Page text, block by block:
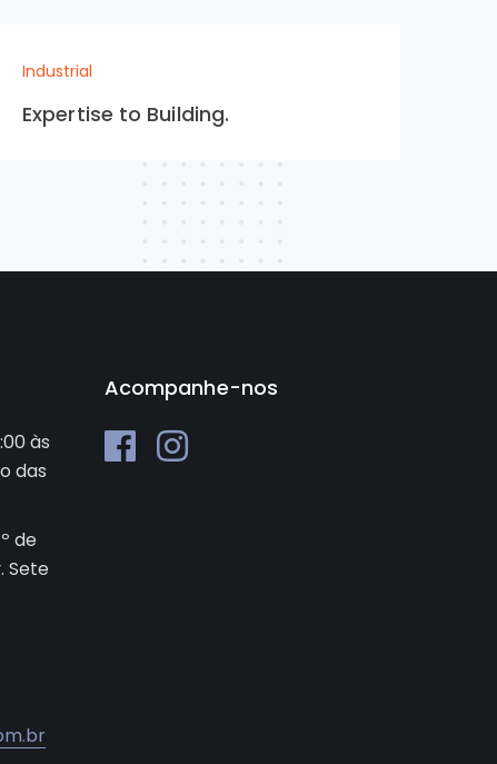
Industrial
Expertise to Building.
às
das
de
Sete
Acompanhe-nos